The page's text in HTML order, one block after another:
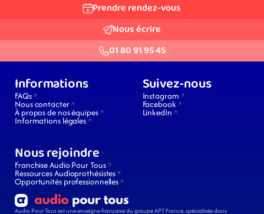
Prendre rendez-vous
Nous écrire
01 80 91 95 45
Audio Pour Tous est une enseigne française du groupe APT France, spécialisée dans
Informations
FAQs
Nous contacter
À propos de nos équipes
Informations légales
Suivez-nous
Instagram
Facebook
LinkedIn
Nous rejoindre
Franchise Audio Pour Tous
Ressources Audioprothésistes
Opportunités professionnelles